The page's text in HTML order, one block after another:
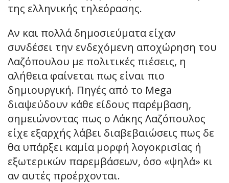
της ελληνικής τηλεόρασης.
Αν και πολλά δημοσιεύματα είχαν
συνδέσει την ενδεχόμενη αποχώρηση του
Λαζόπουλου με πολιτικές πιέσεις, η
αλήθεια φαίνεται πως είναι πιο
δημιουργική. Πηγές από το Mega
διαψεύδουν κάθε είδους παρέμβαση,
σημειώνοντας πως ο Λάκης Λαζόπουλος
είχε εξαρχής λάβει διαβεβαιώσεις πως δε
θα υπάρξει καμία μορφή λογοκρισίας ή
εξωτερικών παρεμβάσεων, όσο «ψηλά» κι
αν αυτές προέρχονται.